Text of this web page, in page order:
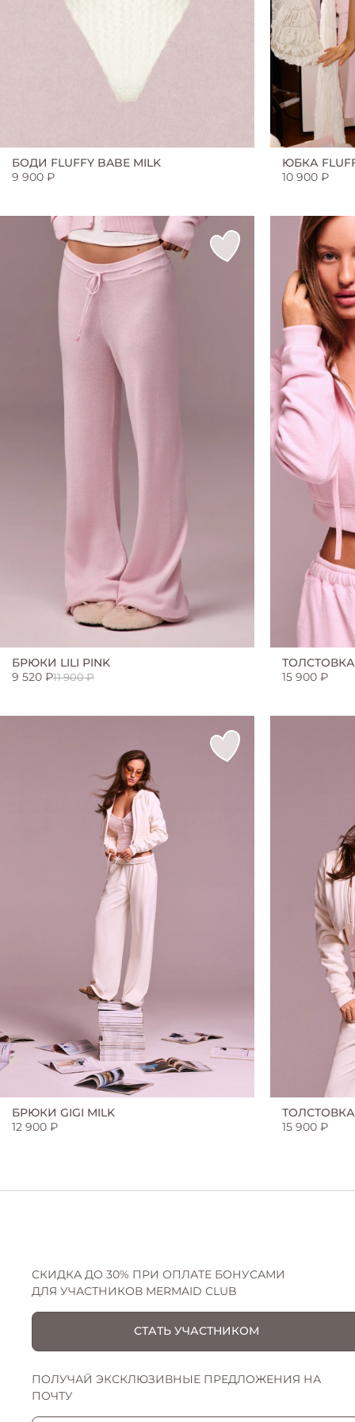
KIM COLLECTION
ROSIE COLLECTION
БОДИ FLUFFY BABE MILK
9 900 ₽
ЮБКА
10 900 ₽
БРЮКИ LILI PINK
9 520 ₽11 900 ₽
ТОЛСТОВКА
15 900 ₽
БРЮКИ GIGI MILK
12 900 ₽
ТОЛСТОВКА
15 900 ₽
СКИДКА ДО 30% ПРИ ОПЛАТЕ БОНУСАМИ
ДЛЯ УЧАСТНИКОВ MERMAID CLUB
СТАТЬ УЧАСТНИКОМ
ПОЛУЧАЙ ЭКСКЛЮЗИВНЫЕ ПРЕДЛОЖЕНИЯ НА
ПОЧТУ